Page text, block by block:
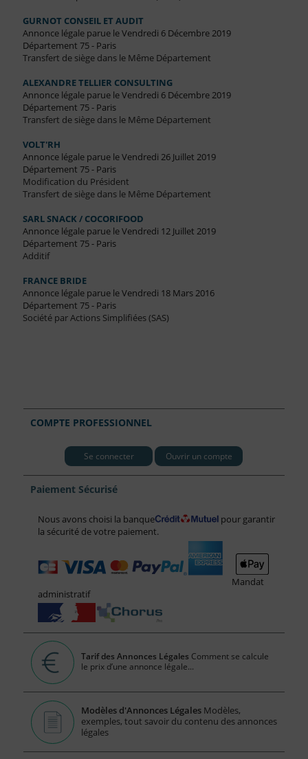
GURNOT CONSEIL ET AUDIT
Annonce légale parue le Vendredi 6 Décembre 2019
Département 75 - Paris
Transfert de siège dans le Même Département
ALEXANDRE TELLIER CONSULTING
Annonce légale parue le Vendredi 6 Décembre 2019
Département 75 - Paris
Transfert de siège dans le Même Département
VOLT'RH
Annonce légale parue le Vendredi 26 Juillet 2019
Département 75 - Paris
Modification du Président
Transfert de siège dans le Même Département
SARL SNACK / COCORIFOOD
Annonce légale parue le Vendredi 12 Juillet 2019
Département 75 - Paris
Additif
FRANCE BRIDE
Annonce légale parue le Vendredi 18 Mars 2016
Département 75 - Paris
Société par Actions Simplifiées (SAS)
COMPTE PROFESSIONNEL
Se connecter Ouvrir un compte
Paiement Sécurisé
Nous avons choisi la banque
pour garantir
la sécurité de votre paiement.
Mandat
administratif
Tarif des Annonces Légales Comment se calcule
le prix d’une annonce légale...
Modèles d'Annonces Légales Modèles,
exemples, tout savoir du contenu des annonces
légales